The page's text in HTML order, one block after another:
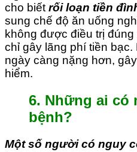
cho biết rối loạn tiền
sung chế độ ăn uống
không được điều trị
chỉ gây lãng phí tiền
ngày càng nặng hơn,
hiểm.
6. Những ai có
bệnh?
Một số người có nguy